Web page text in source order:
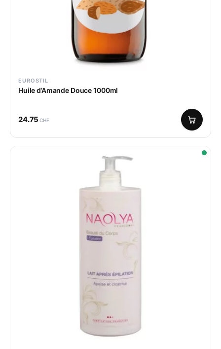
EUROSTIL
Huile d’Amande Douce 1000ml
24.75 CHF